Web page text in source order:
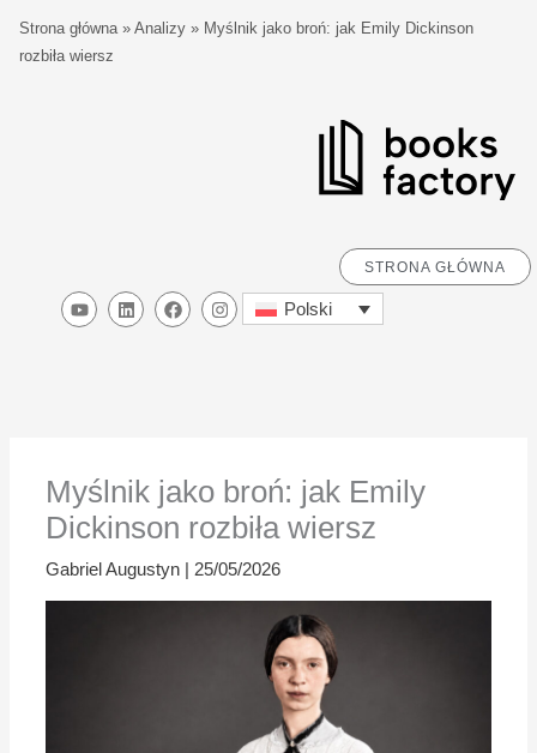
treści
Strona główna» Analizy » Myślnik jako broń: jak Emily Dickinson
rozbiła wiersz
STRONA GŁÓWNA
Y
o
L
i
F
a
I
n
Polski
Myślnik jako broń: jak Emily
Dickinson rozbiła wiersz
Gabriel Augustyn 25/05/2026
z